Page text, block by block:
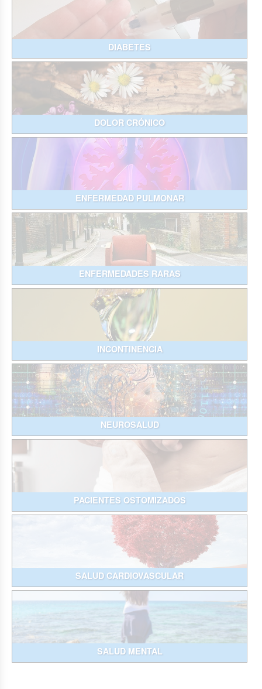
DIABETES
DOLOR CRÓNICO
ENFERMEDAD PULMONAR
ENFERMEDADES RARAS
INCONTINENCIA
NEUROSALUD
PACIENTES OSTOMIZADOS
SALUD CARDIOVASCULAR
SALUD MENTAL